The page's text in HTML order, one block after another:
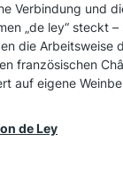
Verbindung und
„de ley“ steckt
die Arbeitsweise
französischen
auf eigene
de Ley